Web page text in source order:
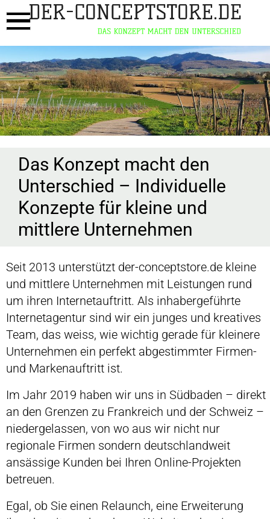
Das Konzept macht den
Unterschied – Individuelle
Konzepte für kleine und
mittlere Unternehmen
Seit 2013 unterstützt der-conceptstore.de kleine
und mittlere Unternehmen mit Leistungen rund
um ihren Internetauftritt. Als inhabergeführte
Internetagentur sind wir ein junges und kreatives
Team, das weiss, wie wichtig gerade für kleinere
Unternehmen ein perfekt abgestimmter Firmen-
und Markenauftritt ist.
Im Jahr 2019 haben wir uns in Südbaden – direkt
an den Grenzen zu Frankreich und der Schweiz –
niedergelassen, von wo aus wir nicht nur
regionale Firmen sondern deutschlandweit
ansässige Kunden bei Ihren Online-Projekten
betreuen.
Egal, ob Sie einen Relaunch, eine Erweiterung